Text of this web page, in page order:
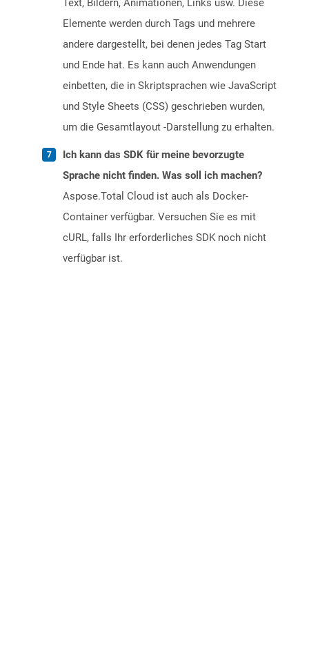
Text, Bildern, Animationen, Links usw. Diese
Elemente werden durch Tags und mehrere
andere dargestellt, bei denen jedes Tag Start
und Ende hat. Es kann auch Anwendungen
einbetten, die in Skriptsprachen wie JavaScript
und Style Sheets (CSS) geschrieben wurden,
um die Gesamtlayout -Darstellung zu erhalten.
Ich kann das SDK für meine bevorzugte
Sprache nicht finden. Was soll ich machen?
Aspose.Total Cloud ist auch als Docker-
Container verfügbar. Versuchen Sie es mit
cURL, falls Ihr erforderliches SDK noch nicht
verfügbar ist.